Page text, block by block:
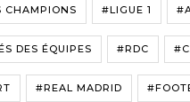
CHAMPIONS #LIGUE 1
DES ÉQUIPES #RDC
#REAL MADRID